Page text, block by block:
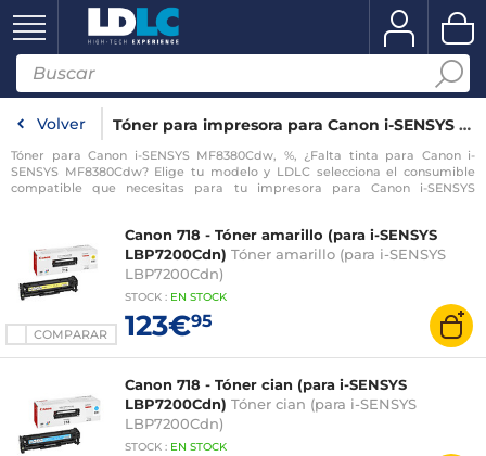
Volver Tóner para impresora para Canon i-SENSYS MF8380Cdw
Tóner para Canon i-SENSYS MF8380Cdw, %, ¿Falta tinta para Canon i-
SENSYS MF8380Cdw? Elige tu modelo y LDLC selecciona el consumible
compatible que necesitas para tu impresora para Canon i-SENSYS
COMPARAR
Canon 718 - Tóner amarillo (para i-SENSYS
LBP7200Cdn) Tóner amarillo (para i-SENSYS
LBP7200Cdn)
STOCK : EN STOCK
123€95
Canon 718 - Tóner cian (para i-SENSYS
LBP7200Cdn) Tóner cian (para i-SENSYS
LBP7200Cdn)
STOCK : EN STOCK